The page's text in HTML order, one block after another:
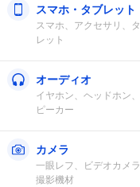
スマホ・タブレット
スマホ、アクセサリ、
レット
オーディオ
イヤホン、ヘッドホン
ピーカー
カメラ
一眼レフ、ビデオカメラ
撮影機材